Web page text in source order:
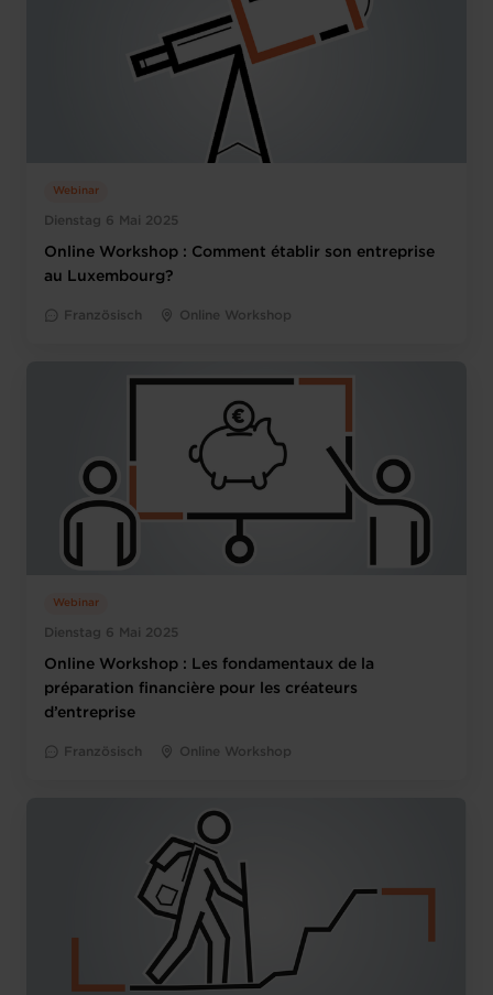
Dienstag 6 Mai 2025
Webinar
Online Workshop : Comment établir son entreprise
au Luxembourg?
Französisch Online Workshop
Dienstag 6 Mai 2025
Webinar
Online Workshop : Les fondamentaux de la
préparation financière pour les créateurs
d’entreprise
Französisch Online Workshop